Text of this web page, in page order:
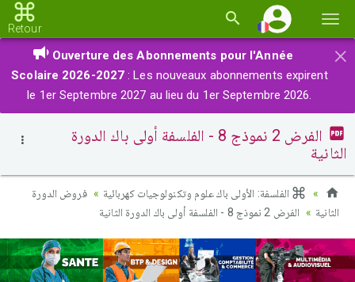
la
Retour
×
Ouverture des Abonnements pour l'Année
Scolaire 2026-2027 : Les nouveaux abonnements expirent
le 1er Septembre 2027 au lieu du 1er Septembre 2026.
الفرض 2 نموذج 8 - الفلسفة أولى باك الدورة
الثانية
الفلسفة: الأولى باك علوم وتكنولوجيات كهربائية
فروض الدورة
الثانية
الفرض 2 نموذج 8 - الفلسفة أولى باك الدورة الثانية